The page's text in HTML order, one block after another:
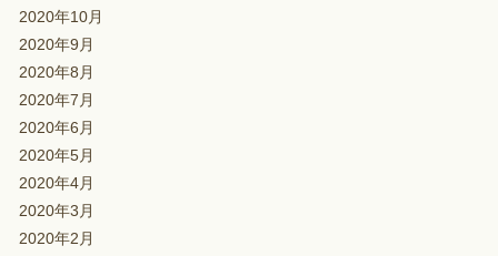
2020年10月
2020年9月
2020年8月
2020年7月
2020年6月
2020年5月
2020年4月
2020年3月
2020年2月